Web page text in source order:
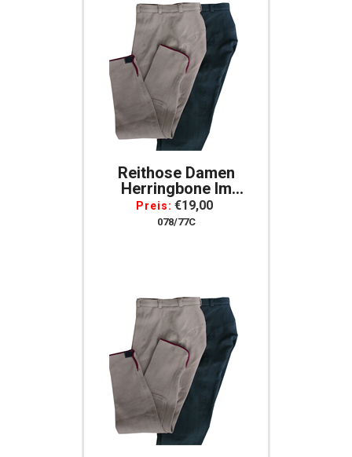
Reithose Damen
Herringbone Im
Fischgrätdesign Mit
Stoffbesatz, Gr. 42
Preis: €19,00
078/77C